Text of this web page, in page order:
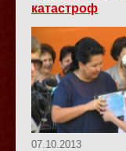
катастроф
07.10.2013